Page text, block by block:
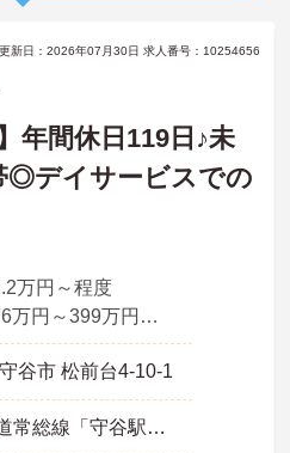
更新日：2026年07月30日 求人番号：10254656
年間休日119日♪未
◎デイサービスでの
万円～程度
年収 276万円～399万円程度 月給×12ヶ月＋賞与
谷市 松前台4-10-1
関東鉄道常総線「守谷駅」徒歩18分